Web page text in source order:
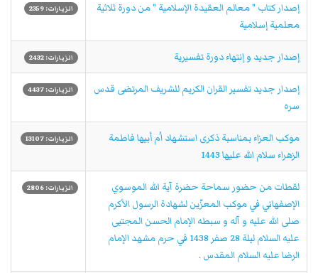
إصدار كتاب " معالم العقيدة الإسلامية " من دورة ثلاثية
معلمية إسلامية
الزيارات: 2359
إصدار جديد و إنتهاء دورة تفسيرية الزيارات: 2432
إصدار جديد تفسير القران الكريم للشريف المرتضى قدس
سره
الزيارات: 4437
موكب العزاء بمناسبة ذكرى استشهاد اُم أبيها فاطمة
الزهراء سلام الله عليها 1443
الزيارات: 13107
لقطات من حضور سماحة حضرة آية الله الموسوي
الإصفهاني في موكب المعزّين لشهادة الرسول الأكرم
صلى الله عليه و آله و سبطه الإمام الحسن المجتبى
عليه السلام ليلة 28 صفر 1438 في حرم مشهد الإمام
الرضا عليه السلام المقدس .
الزيارات: 2806